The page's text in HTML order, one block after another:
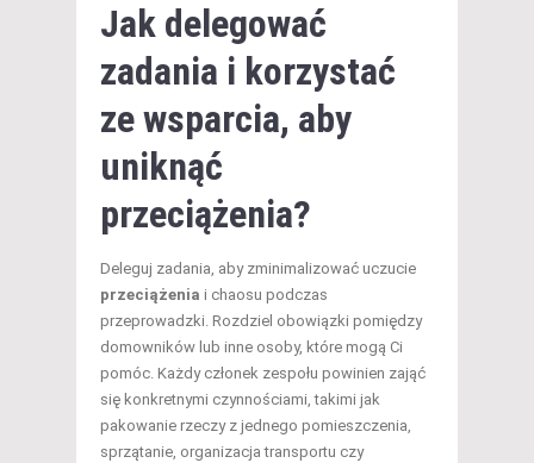
Jak delegować
zadania i korzystać
ze wsparcia, aby
uniknąć
przeciążenia?
Deleguj zadania, aby zminimalizować uczucie
przeciążenia i chaosu podczas
przeprowadzki. Rozdziel obowiązki pomiędzy
domowników lub inne osoby, które mogą Ci
pomóc. Każdy członek zespołu powinien zająć
się konkretnymi czynnościami, takimi jak
pakowanie rzeczy z jednego pomieszczenia,
sprzątanie, organizacja transportu czy